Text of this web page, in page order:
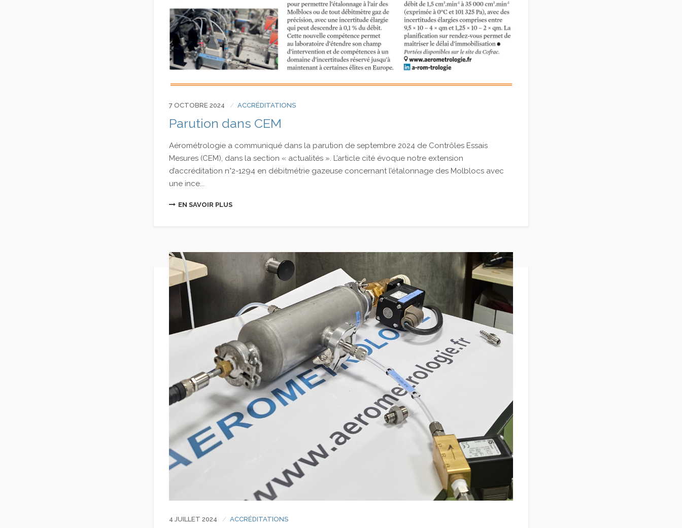
7 OCTOBRE 2024 ACCRÉDITATIONS
Parution dans CEM
Aérométrologie a communiqué dans la parution de septembre 2024 de Contrôles Essais
Mesures (CEM), dans la section « actualités ». L’article cité évoque notre extension
d’accréditation n°2-1294 en débitmétrie gazeuse concernant l’étalonnage des Molblocs avec
une ince...
EN SAVOIR PLUS
4 JUILLET 2024 ACCRÉDITATIONS